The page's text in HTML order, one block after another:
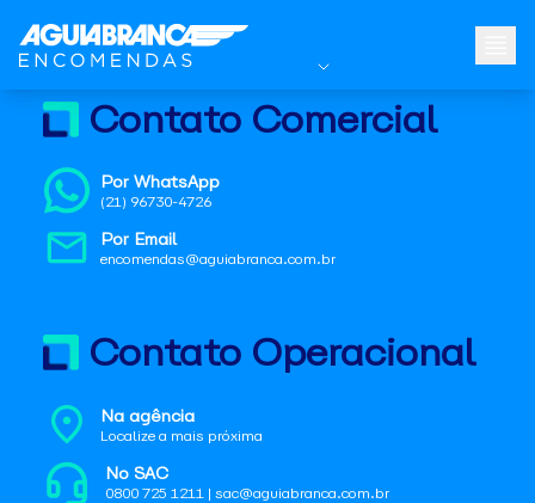
Contato Comercial
Por WhatsApp
(21) 96730-4726
Por Email
encomendas@aguiabranca.com.br
Contato Operacional
Na agência
Localize a mais próxima
No SAC
0800 725 1211 | sac@aguiabranca.com.br